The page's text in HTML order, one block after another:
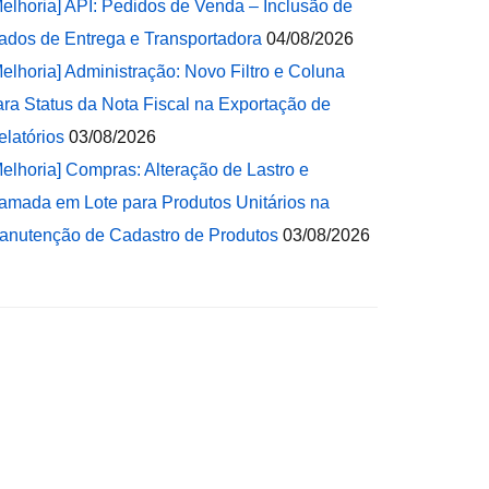
API: Pedidos de Venda – Inclusão de
de Entrega e Transportadora 04/08/2026
Administração: Novo Filtro e Coluna
Status da Nota Fiscal na Exportação de
03/08/2026
Compras: Alteração de Lastro e
em Lote para Produtos Unitários na
de Cadastro de Produtos 03/08/2026